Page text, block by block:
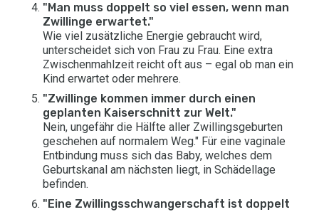
"Man muss doppelt so viel essen, wenn man
Zwillinge erwartet."
Wie viel zusätzliche Energie gebraucht wird,
unterscheidet sich von Frau zu Frau. Eine extra
Zwischenmahlzeit reicht oft aus – egal ob man ein
Kind erwartet oder mehrere.
"Zwillinge kommen immer durch einen
geplanten Kaiserschnitt zur Welt."
Nein, ungefähr die Hälfte aller Zwillingsgeburten
geschehen auf normalem Weg." Für eine vaginale
Entbindung muss sich das Baby, welches dem
Geburtskanal am nächsten liegt, in Schädellage
befinden.
"Eine Zwillingsschwangerschaft ist doppelt